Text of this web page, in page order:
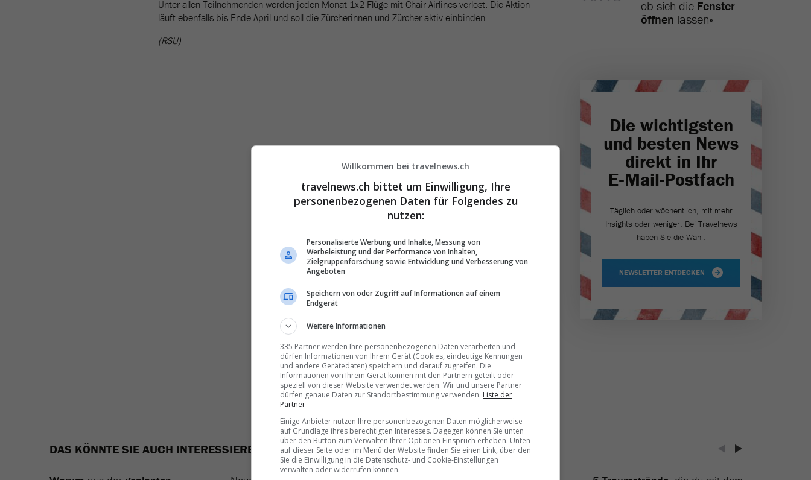
Unter allen Teilnehmenden werden jeden Monat 1x2 Flüge mit Chair Airlines verlost. Die Aktion
läuft ebenfalls bis Ende April und soll die Zürcherinnen und Zürcher aktiv einbinden.
(RSU)
ob sich die Fenster
öffnen lassen»
Die wichtigsten
und besten News
direkt in Ihr
E‑Mail-Postfach
Täglich oder wöchentlich, mit mehr
Insights oder weniger. Bei Travel­news
haben Sie die Wahl.
NEWSLETTER ENTDECKEN
DAS KÖNNTE SIE AUCH INTERESSIEREN
Willkommen bei travelnews.ch
travelnews.ch bittet um Einwilligung, Ihre
personenbezogenen Daten für Folgendes zu
nutzen:
Personalisierte Werbung und Inhalte, Messung von
Werbeleistung und der Performance von Inhalten,
Zielgruppenforschung sowie Entwicklung und Verbesserung von
Angeboten
Speichern von oder Zugriff auf Informationen auf einem
Endgerät
Weitere Informationen
335 Partner werden Ihre personenbezogenen Daten verarbeiten und
dürfen Informationen von Ihrem Gerät (Cookies, eindeutige Kennungen
und andere Gerätedaten) speichern und darauf zugreifen. Die
Informationen von Ihrem Gerät können mit den Partnern geteilt oder
speziell von dieser Website verwendet werden. Wir und unsere Partner
dürfen genaue Daten zur Standortbestimmung verwenden. Liste der
Partner
Einige Anbieter nutzen Ihre personenbezogenen Daten möglicherweise
auf Grundlage ihres berechtigten Interesses. Dagegen können Sie unten
über den Button zum Verwalten Ihrer Optionen Einspruch erheben. Unten
auf dieser Seite oder im Menü der Website finden Sie einen Link, über den
Sie die Einwilligung in die Datenschutz- und Cookie-Einstellungen
verwalten oder widerrufen können.